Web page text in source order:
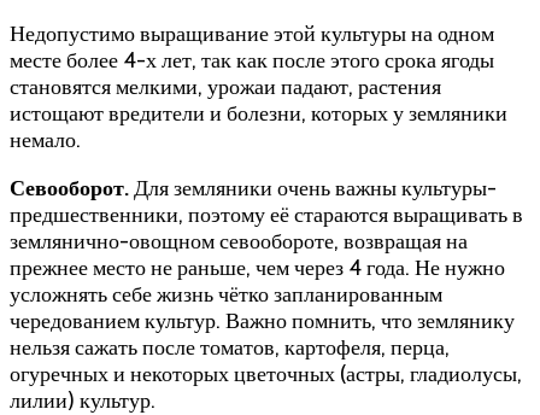
Недопустимо выращивание этой культуры на одном
месте более 4-х лет, так как после этого срока ягоды
становятся мелкими, урожаи падают, растения
истощают вредители и болезни, которых у земляники
немало.
Севооборот.Для земляники очень важны культуры-
предшественники, поэтому её стараются выращивать в
землянично-овощном севообороте, возвращая на
прежнее место не раньше, чем через 4 года. Не нужно
усложнять себе жизнь чётко запланированным
чередованием культур. Важно помнить, что землянику
нельзя сажать после томатов, картофеля, перца,
огуречных и некоторых цветочных (астры, гладиолусы,
лилии) культур.